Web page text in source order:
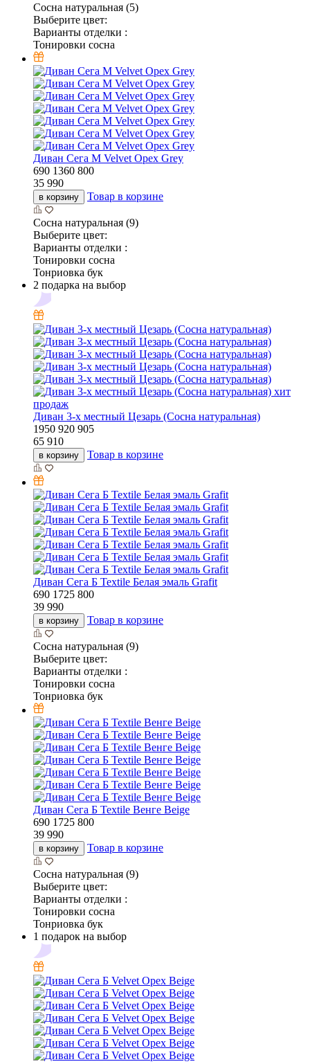
Сосна натуральная (5)
Выберите цвет:
Варианты отделки :
Тонировки сосна
Диван Сега М Velvet Орех Grey
690 1360 800
35 990
в корзину Товар в корзине
Сосна натуральная (9)
Выберите цвет:
Варианты отделки :
Тонировки сосна
Тонриовка бук
2 подарка на выбор
хит
продаж
Диван 3-х местный Цезарь (Сосна натуральная)
1950 920 905
65 910
в корзину Товар в корзине
Диван Сега Б Textile Белая эмаль Grafit
690 1725 800
39 990
в корзину Товар в корзине
Сосна натуральная (9)
Выберите цвет:
Варианты отделки :
Тонировки сосна
Тонриовка бук
Диван Сега Б Textile Венге Beige
690 1725 800
39 990
в корзину Товар в корзине
Сосна натуральная (9)
Выберите цвет:
Варианты отделки :
Тонировки сосна
Тонриовка бук
1 подарок на выбор